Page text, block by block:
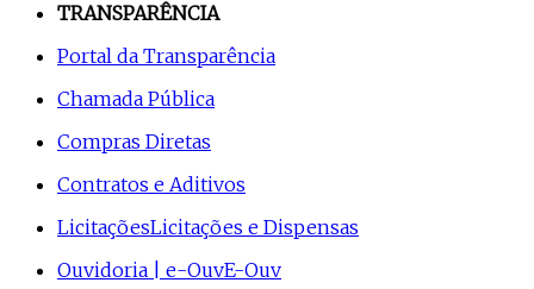
TRANSPARÊNCIA
Portal da Transparência
Chamada Pública
Compras Diretas
Contratos e Aditivos
LicitaçõesLicitações e Dispensas
Ouvidoria | e-OuvE-Ouv